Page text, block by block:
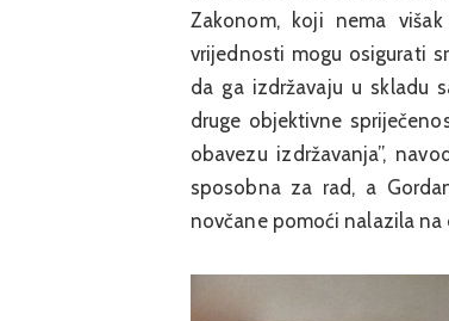
Zakonom, koji nema
vrijednosti mogu osigurati
da ga izdržavaju u skladu
druge objektivne
obavezu izdržavanja”,
sposobna za rad, a
novčane pomoći nalazila